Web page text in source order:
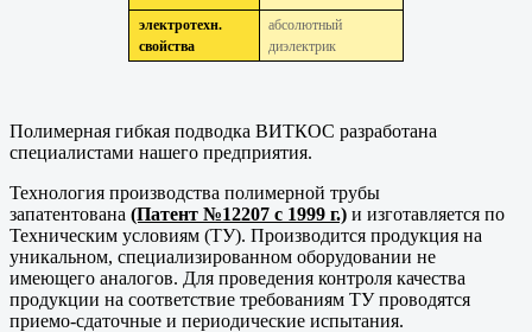
электротехн.
свойства
абсолютный
диэлектрик
Полимерная гибкая подводка ВИТКОС разработана
специалистами нашего предприятия.
Технология производства полимерной трубы
запатентована (Патент №12207 с 1999 г.) и изготавляется по
Техническим условиям (ТУ). Производится продукция на
уникальном, специализированном оборудовании не
имеющего аналогов. Для проведения контроля качества
продукции на соответствие требованиям ТУ проводятся
приемо-сдаточные и периодические испытания.